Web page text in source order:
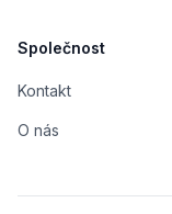
Společnost
Kontakt
O nás